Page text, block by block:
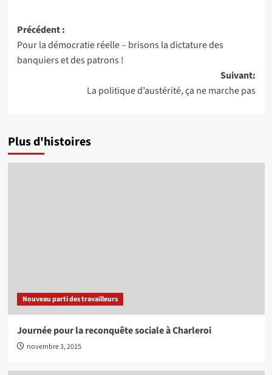
Navigation
d’article
Précédent :
Pour la démocratie réelle – brisons la dictature des
banquiers et des patrons !
Suivant:
La politique d’austérité, ça ne marche pas
Plus d'histoires
Nouveau parti des travailleurs
Journée pour la reconquête sociale à Charleroi
novembre 3, 2015